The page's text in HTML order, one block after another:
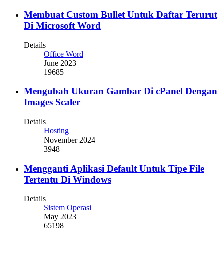
Membuat Custom Bullet Untuk Daftar Terurut
Di Microsoft Word
Details
Office Word
June 2023
19685
Mengubah Ukuran Gambar Di cPanel Dengan
Images Scaler
Details
Hosting
November 2024
3948
Mengganti Aplikasi Default Untuk Tipe File
Tertentu Di Windows
Details
Sistem Operasi
May 2023
65198